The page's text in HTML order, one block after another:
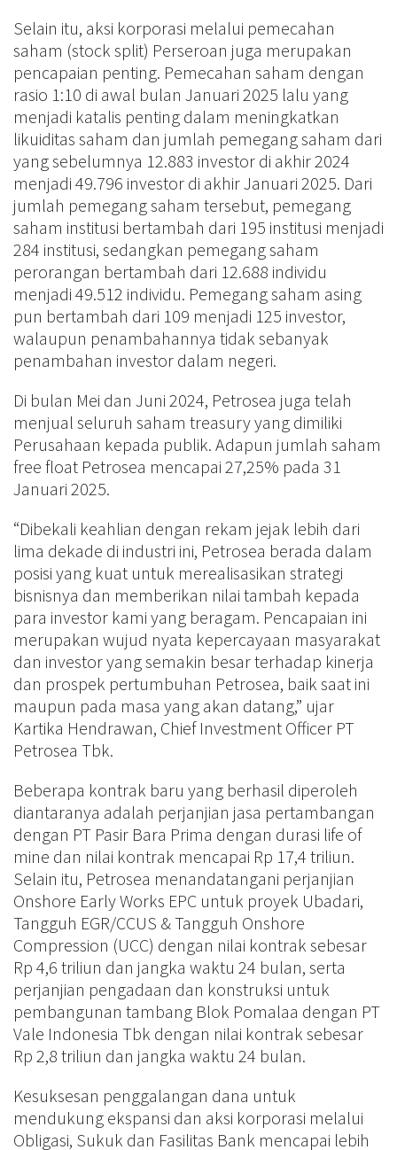
Selain itu, aksi korporasi melalui pemecahan
saham (stock split) Perseroan juga merupakan
pencapaian penting. Pemecahan saham dengan
rasio 1:10 di awal bulan Januari 2025 lalu yang
menjadi katalis penting dalam meningkatkan
likuiditas saham dan jumlah pemegang saham dari
yang sebelumnya 12.883 investor di akhir 2024
menjadi 49.796 investor di akhir Januari 2025. Dari
jumlah pemegang saham tersebut, pemegang
saham institusi bertambah dari 195 institusi menjadi
284 institusi, sedangkan pemegang saham
perorangan bertambah dari 12.688 individu
menjadi 49.512 individu. Pemegang saham asing
pun bertambah dari 109 menjadi 125 investor,
walaupun penambahannya tidak sebanyak
penambahan investor dalam negeri.
Di bulan Mei dan Juni 2024, Petrosea juga telah
menjual seluruh saham treasury yang dimiliki
Perusahaan kepada publik. Adapun jumlah saham
free float Petrosea mencapai 27,25% pada 31
Januari 2025.
“Dibekali keahlian dengan rekam jejak lebih dari
lima dekade di industri ini, Petrosea berada dalam
posisi yang kuat untuk merealisasikan strategi
bisnisnya dan memberikan nilai tambah kepada
para investor kami yang beragam. Pencapaian ini
merupakan wujud nyata kepercayaan masyarakat
dan investor yang semakin besar terhadap kinerja
dan prospek pertumbuhan Petrosea, baik saat ini
maupun pada masa yang akan datang,” ujar
Kartika Hendrawan, Chief Investment Officer PT
Petrosea Tbk.
Beberapa kontrak baru yang berhasil diperoleh
diantaranya adalah perjanjian jasa pertambangan
dengan PT Pasir Bara Prima dengan durasi life of
mine dan nilai kontrak mencapai Rp 17,4 triliun.
Selain itu, Petrosea menandatangani perjanjian
Onshore Early Works EPC untuk proyek Ubadari,
Tangguh EGR/CCUS & Tangguh Onshore
Compression (UCC) dengan nilai kontrak sebesar
Rp 4,6 triliun dan jangka waktu 24 bulan, serta
perjanjian pengadaan dan konstruksi untuk
pembangunan tambang Blok Pomalaa dengan PT
Vale Indonesia Tbk dengan nilai kontrak sebesar
Rp 2,8 triliun dan jangka waktu 24 bulan.
Kesuksesan penggalangan dana untuk
mendukung ekspansi dan aksi korporasi melalui
Obligasi, Sukuk dan Fasilitas Bank mencapai lebih